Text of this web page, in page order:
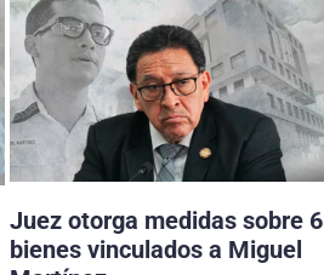
Juez otorga medidas sobre 6
bienes vinculados a Miguel